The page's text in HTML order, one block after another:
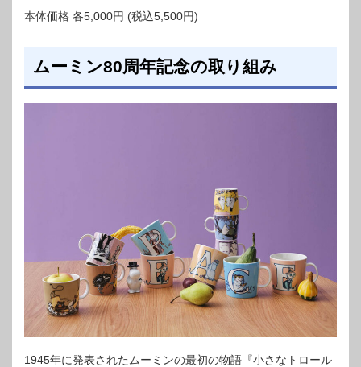
本体価格 各5,000円 (税込5,500円)
ムーミン80周年記念の取り組み
1945年に発表されたムーミンの最初の物語『小さなトロール